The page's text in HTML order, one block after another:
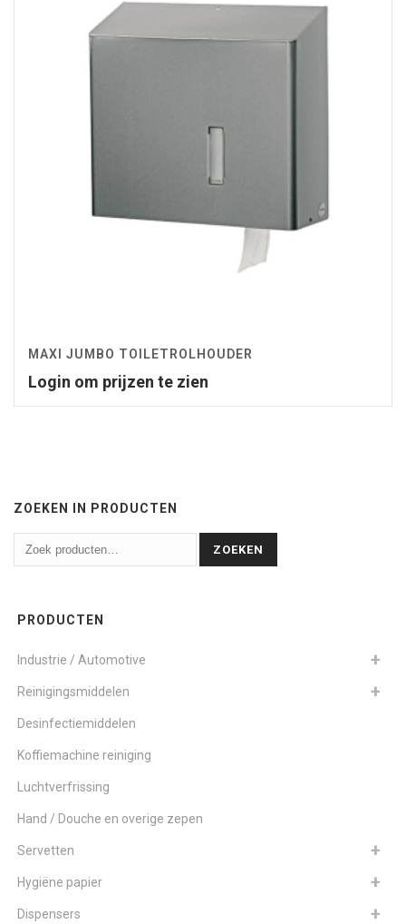
MAXI JUMBO TOILETROLHOUDER
Login om prijzen te zien
ZOEKEN IN PRODUCTEN
ZOEKEN
PRODUCTEN
Industrie / Automotive
Reinigingsmiddelen
Desinfectiemiddelen
Koffiemachine reiniging
Luchtverfrissing
Hand / Douche en overige zepen
Servetten
Hygiëne papier
Dispensers